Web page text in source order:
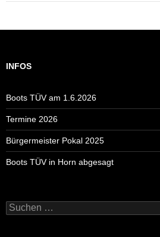
INFOS
Boots TÜV am 1.6.2026
Termine 2026
Bürgermeister Pokal 2025
Boots TÜV in Horn abgesagt
Suchen
nach: